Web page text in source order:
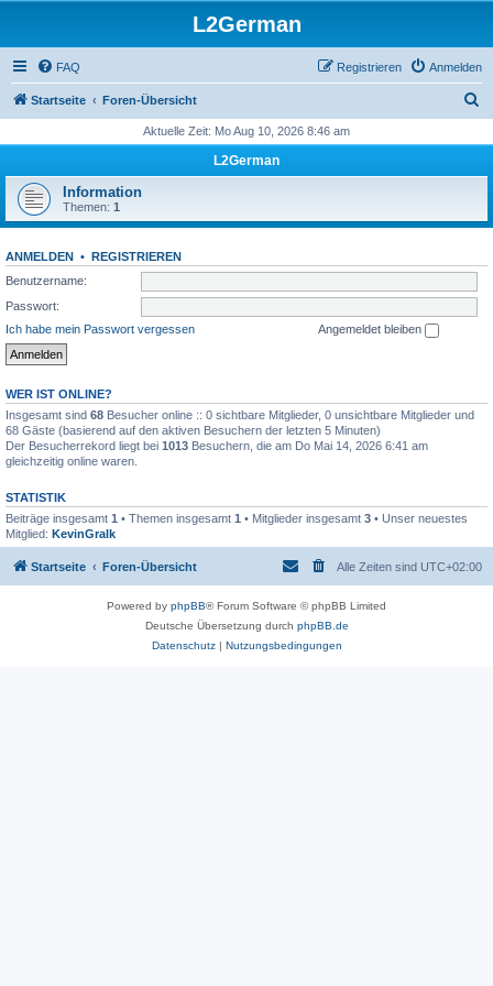
L2German
FAQ Anmelden
Registrieren
Startseite Foren-Übersicht
h
Aktuelle Zeit: Mo Aug 10, 2026 8:46 am
L2German
Information
Themen: 1
ANMELDEN • REGISTRIEREN
Benutzername:
Passwort:
Ich habe mein Passwort vergessen
Angemeldet bleiben
WER IST ONLINE?
Insgesamt sind 68 Besucher online :: 0 sichtbare Mitglieder, 0 unsichtbare Mitglieder und
68 Gäste (basierend auf den aktiven Besuchern der letzten 5 Minuten)
Der Besucherrekord liegt bei 1013 Besuchern, die am Do Mai 14, 2026 6:41 am
gleichzeitig online waren.
STATISTIK
Beiträge insgesamt 1 • Themen insgesamt 1 • Mitglieder insgesamt 3 • Unser neuestes
Mitglied: KevinGralk
Startseite Foren-Übersicht Alle Zeiten sind UTC+02:00
Powered by phpBB® Forum Software © phpBB Limited
Deutsche Übersetzung durch phpBB.de
Datenschutz| Nutzungsbedingungen